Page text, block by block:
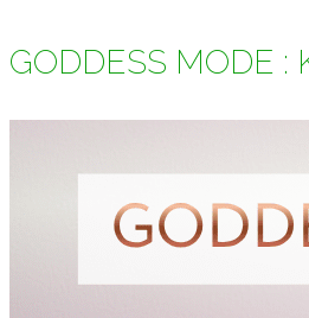
GODDESS MODE :